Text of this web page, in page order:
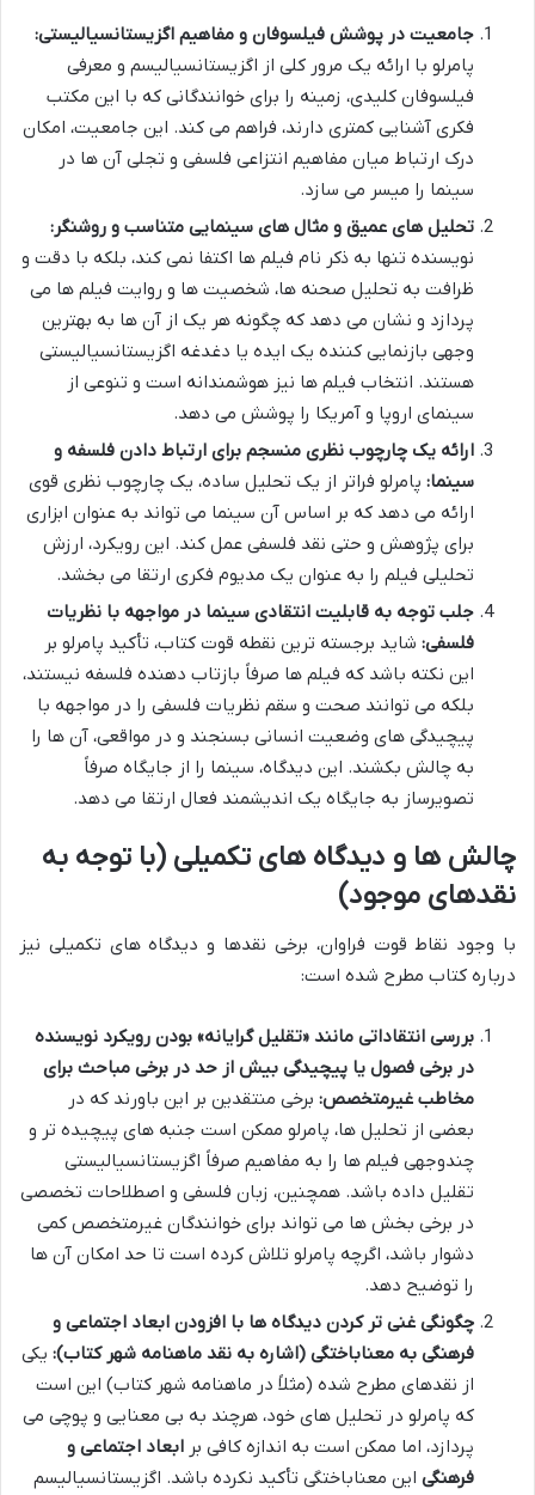
جامعیت در پوشش فیلسوفان و مفاهیم اگزیستانسیالیستی:
پامرلو با ارائه یک مرور کلی از اگزیستانسیالیسم و معرفی
فیلسوفان کلیدی، زمینه را برای خوانندگانی که با این مکتب
فکری آشنایی کمتری دارند، فراهم می کند. این جامعیت، امکان
درک ارتباط میان مفاهیم انتزاعی فلسفی و تجلی آن ها در
سینما را میسر می سازد.
تحلیل های عمیق و مثال های سینمایی متناسب و روشنگر:
نویسنده تنها به ذکر نام فیلم ها اکتفا نمی کند، بلکه با دقت و
ظرافت به تحلیل صحنه ها، شخصیت ها و روایت فیلم ها می
پردازد و نشان می دهد که چگونه هر یک از آن ها به بهترین
وجهی بازنمایی کننده یک ایده یا دغدغه اگزیستانسیالیستی
هستند. انتخاب فیلم ها نیز هوشمندانه است و تنوعی از
سینمای اروپا و آمریکا را پوشش می دهد.
ارائه یک چارچوب نظری منسجم برای ارتباط دادن فلسفه و
سینما: پامرلو فراتر از یک تحلیل ساده، یک چارچوب نظری قوی
ارائه می دهد که بر اساس آن سینما می تواند به عنوان ابزاری
برای پژوهش و حتی نقد فلسفی عمل کند. این رویکرد، ارزش
تحلیلی فیلم را به عنوان یک مدیوم فکری ارتقا می بخشد.
جلب توجه به قابلیت انتقادی سینما در مواجهه با نظریات
فلسفی: شاید برجسته ترین نقطه قوت کتاب، تأکید پامرلو بر
این نکته باشد که فیلم ها صرفاً بازتاب دهنده فلسفه نیستند،
بلکه می توانند صحت و سقم نظریات فلسفی را در مواجهه با
پیچیدگی های وضعیت انسانی بسنجند و در مواقعی، آن ها را
به چالش بکشند. این دیدگاه، سینما را از جایگاه صرفاً
تصویرساز به جایگاه یک اندیشمند فعال ارتقا می دهد.
چالش ها و دیدگاه های تکمیلی (با توجه به
نقدهای موجود)
با وجود نقاط قوت فراوان، برخی نقدها و دیدگاه های تکمیلی نیز
درباره کتاب مطرح شده است:
بررسی انتقاداتی مانند «تقلیل گرایانه» بودن رویکرد نویسنده
در برخی فصول یا پیچیدگی بیش از حد در برخی مباحث برای
مخاطب غیرمتخصص: برخی منتقدین بر این باورند که در
بعضی از تحلیل ها، پامرلو ممکن است جنبه های پیچیده تر و
چندوجهی فیلم ها را به مفاهیم صرفاً اگزیستانسیالیستی
تقلیل داده باشد. همچنین، زبان فلسفی و اصطلاحات تخصصی
در برخی بخش ها می تواند برای خوانندگان غیرمتخصص کمی
دشوار باشد، اگرچه پامرلو تلاش کرده است تا حد امکان آن ها
را توضیح دهد.
چگونگی غنی تر کردن دیدگاه ها با افزودن ابعاد اجتماعی و
فرهنگی به معناباختگی (اشاره به نقد ماهنامه شهر کتاب): یکی
از نقدهای مطرح شده (مثلاً در ماهنامه شهر کتاب) این است
که پامرلو در تحلیل های خود، هرچند به بی معنایی و پوچی می
پردازد، اما ممکن است به اندازه کافی بر ابعاد اجتماعی و
فرهنگی این معناباختگی تأکید نکرده باشد. اگزیستانسیالیسم